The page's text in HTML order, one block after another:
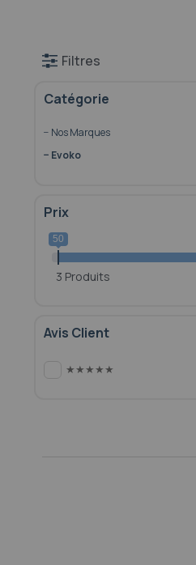
Filtres
Catégorie
Nos Marques
Evoko
Prix
50
3 Produits
Avis Client
★★★★★